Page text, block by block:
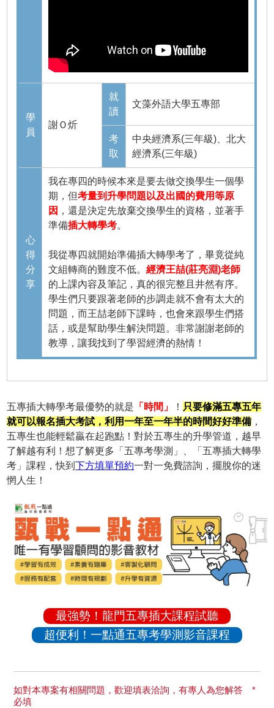
學
員
謝Ｏ炘
就
讀
文藻外語大學五專部
考
取
中央經濟系(三年級)、北大
經濟系(三年級)
心
得
分
享
我在專四的時候本來是要去做交換學生一個學
期，但考量到升學問題以及出國的費用等原
因 ，還是決定先放棄交換學生的資格，並著手
準備插大轉學考。
我從專四就開始準備插大轉學考了，畢竟從純
文組轉商的難度不低。經濟王喆(莊亮淵)老師
的上課內容及筆記，真的很完整且井然有序。
學生們只要跟著老師的步調走就不會有太大的
問題，而王喆老師下課時，也會來跟學生們搭
話，或是幫助學生解決問題。非常謝謝老師的
教導，讓我找到了學習經濟的熱情！
五專插大轉學考最優勢的就是 「時間」 ！ 只要修滿五專五年
就可以報名插大考試，利用一年至一年半的時間好好準備 ，
五專生也能輕鬆贏在起跑點！對於五專生的升學管道，越早
了解越有利！想了解更多「五專考學測」、「五專插大轉學
考」課程，快到下方填單預約一對一免費諮詢，擺脫你的迷
惘人生！
最強勢！龍門五專插大課程試聽
超便利！一點通五專考學測影音課程
如對本專案有相關問題，歡迎填表洽詢，有專人為您解答 *
必填